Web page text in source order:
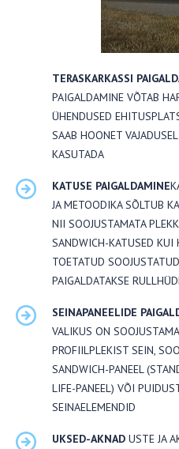
TERASKARKASSI
PAIGALDAMINE VÕTAB
ÜHENDUSED
SAAB HOONET
KASUTADA
KATUSE PAIGALDAMINE
JA METOODIKA SÕLTUB
NII SOOJUSTAMATA
SANDWICH-KATUSED KUI
TOETATUD
PAIGALDATAKSE
SEINAPANEELIDE
VALIKUS ON
PROFIILPLEKIST SEIN,
SANDWICH-PANEEL
LIFE-PANEEL) VÕI
SEINAELEMENDID
UKSED-AKNAD USTE JA